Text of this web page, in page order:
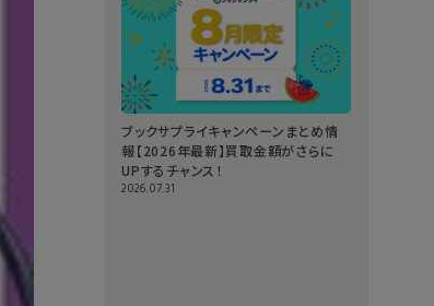
ブックサプライキャンペーンまとめ情
報【2026年最新】買取金額がさらに
UPするチャンス！
2026.07.31